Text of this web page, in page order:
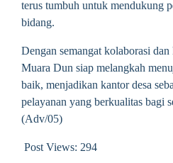
terus tumbuh untuk mendukung
bidang.
Dengan semangat kolaborasi
Muara Dun siap melangkah
baik, menjadikan kantor desa
pelayanan yang berkualitas bagi
(Adv/05)
Post Views: 294